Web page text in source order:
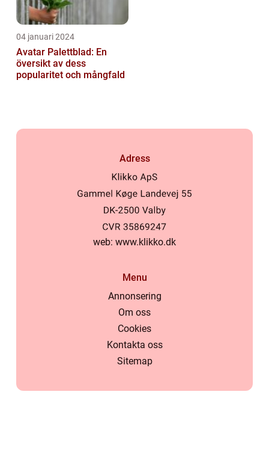
04 januari 2024
Avatar Palettblad: En
översikt av dess
popularitet och mångfald
Adress
web: www.klikko.dk
Menu
Annonsering
Om oss
Cookies
Kontakta oss
Sitemap